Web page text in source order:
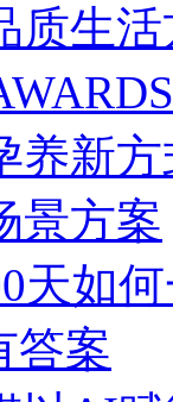
质生
养新
景方案
天如
答案